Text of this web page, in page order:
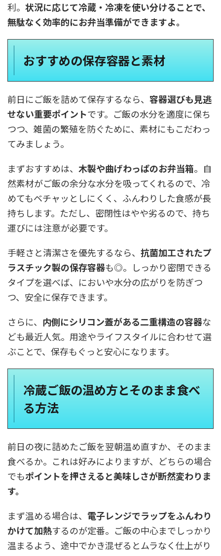
利。 状況に応じて冷蔵・冷凍を使い分けることで、
無駄なく効率的にお弁当準備ができますよ。
おすすめの保存容器と素材
前日にご飯を詰めて保存するなら、 容器選びも見逃
せない重要ポイントです。ご飯の水分を適度に保ち
つつ、雑菌の繁殖を防ぐために、素材にもこだわっ
てみましょう。
まずおすすめは、 木製や曲げわっぱのお弁当箱。自
然素材がご飯の余分な水分を吸ってくれるので、冷
めてもベチャッとしにくく、ふんわりした食感が長
持ちします。ただし、密閉性はやや劣るので、持ち
運びには注意が必要です。
手軽さと清潔さを優先するなら、 抗菌加工されたプ
ラスチック製の保存容器も◎。しっかり密閉できる
タイプを選べば、においや水分の広がりを防ぎつ
つ、安全に保存できます。
さらに、 内側にシリコン蓋がある二重構造の容器な
ども最近人気。用途やライフスタイルに合わせて選
ぶことで、保存もぐっと安心になります。
冷蔵ご飯の温め方とそのまま食べ
る方法
前日の夜に詰めたご飯を翌朝温め直すか、そのまま
食べるか。これは好みによりますが、どちらの場合
でもポイントを押さえると美味しさが断然変わりま
す。
まず温める場合は、 電子レンジでラップをふんわり
かけて加熱するのが定番。ご飯の中心までしっかり
温まるよう、途中でかき混ぜるとムラなく仕上がり